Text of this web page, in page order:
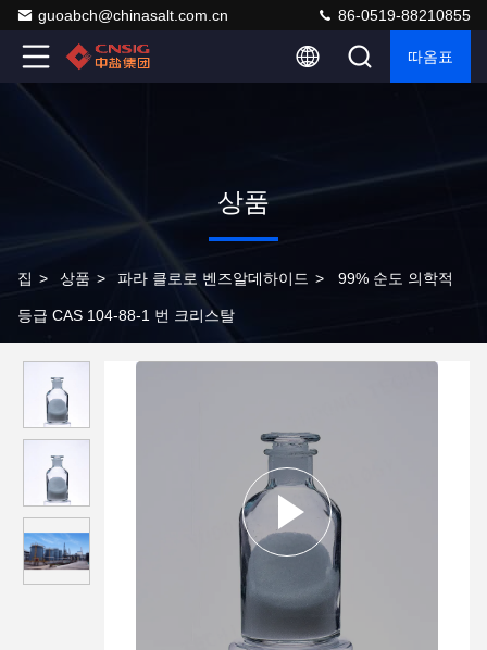
guoabch@chinasalt.com.cn 86-0519-88210855
따옴표
상품
집 > 상품 > 파라 클로로 벤즈알데하이드 > 99% 순도 의학적
등급 CAS 104-88-1 번 크리스탈